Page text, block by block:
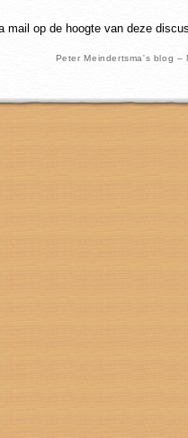
mail op de hoogte van deze
Peter Meindertsma's blog